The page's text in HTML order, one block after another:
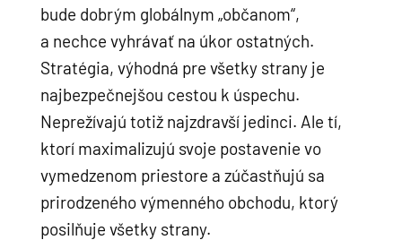
bude dobrým globálnym „občanom“,
a nechce vyhrávať na úkor ostatných.
Stratégia, výhodná pre všetky strany je
najbezpečnejšou cestou k úspechu.
Neprežívajú totiž najzdravší jedinci. Ale tí,
ktorí maximalizujú svoje postavenie vo
vymedzenom priestore a zúčastňujú sa
prirodzeného výmenného obchodu, ktorý
posilňuje všetky strany.